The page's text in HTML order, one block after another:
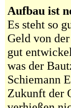
Aufbau ist
Es steht so
Geld von
gut
was der
Schiemann
Zukunft der